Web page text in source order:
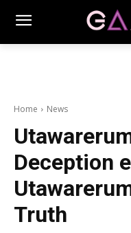
Home News
Deception e
Truth